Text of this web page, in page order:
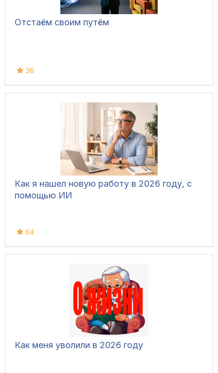
Отстаём своим путём
36
Как я нашел новую работу в 2026 году, с
помощью ИИ
64
Как меня уволили в 2026 году